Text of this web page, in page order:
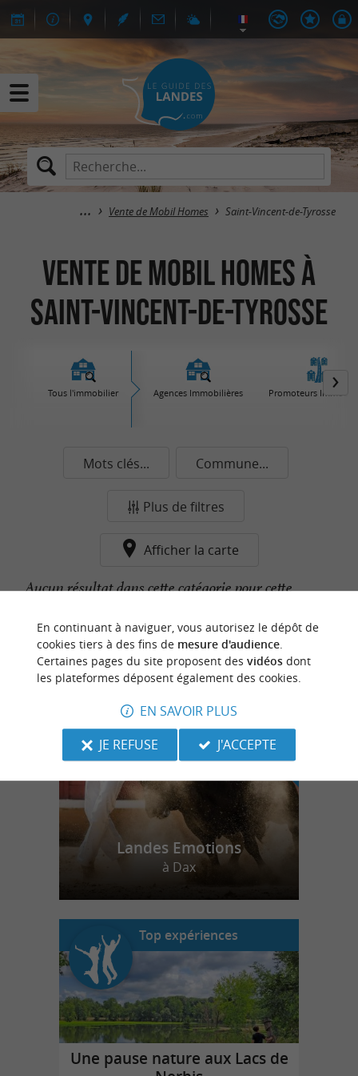
Vente de Mobil Homes Saint-Vincent-de-Tyrosse
Vente de Mobil Homes à
Saint-Vincent-de-Tyrosse
Tous l'immobilier Agences Immobilières Promoteurs
Mots clés... Commune...
Plus de filtres
Afficher la carte
Aucun résultat dans cette catégorie pour cette
n
o
t
r
e
c
o
u
p
d
e
c
o
e
u
r
Landes Emotions
à Dax
Top expériences
Une pause nature aux Lacs de
En continuant à naviguer, vous autorisez le dépôt de
cookies tiers à des fins de mesure d'audience.
Certaines pages du site proposent des vidéosdont
les plateformes déposent également des cookies.
EN SAVOIR PLUS
JE REFUSE
J'ACCEPTE